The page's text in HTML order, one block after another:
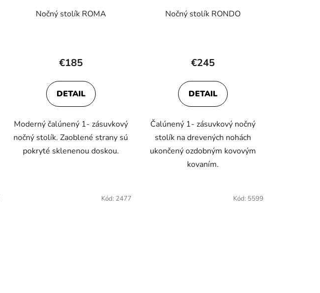
Nočný stolík ROMA
€185
DETAIL
Moderný čalúnený 1- zásuvkový
nočný stolík. Zaoblené strany sú
pokryté sklenenou doskou.
Nočný stolík RONDO
€245
DETAIL
Čalúnený 1- zásuvkový nočný
stolík na drevených nohách
ukončený ozdobným kovovým
kovaním.
Kód: 2477 Kód: 5599